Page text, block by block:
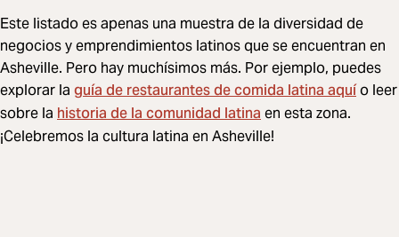
Este listado es apenas una muestra de la diversidad de
negocios y emprendimientos latinos que se encuentran en
Asheville. Pero hay muchísimos más. Por ejemplo, puedes
explorar la guía de restaurantes de comida latina aquío leer
sobre la historia de la comunidad latinaen esta zona.
¡Celebremos la cultura latina en Asheville!